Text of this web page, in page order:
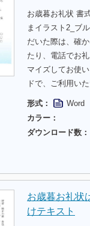
お歳暮お礼状 書
まイラスト2_ブ
だいた際は、確
たり、電話でお
マイズしてお使
ドで、ご利用いた
形式：
Word
カラー：
ダウンロード数：
お歳暮お礼状
けテキスト